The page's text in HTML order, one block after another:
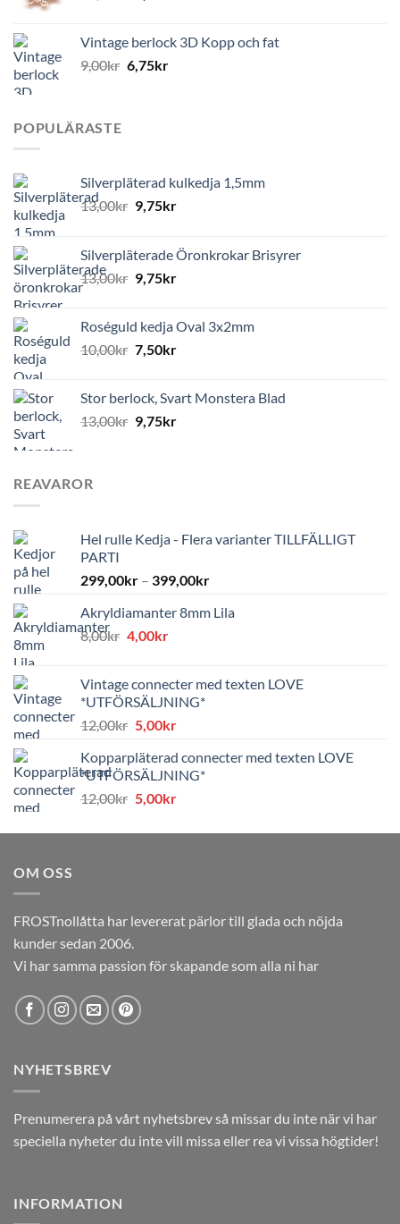
Vintage berlock 3D Kopp och fat
9,00kr 6,75kr
POPULÄRASTE
Silverpläterad kulkedja 1,5mm
13,00kr 9,75kr
Silverpläterade Öronkrokar Brisyrer
13,00kr 9,75kr
Roséguld kedja Oval 3x2mm
10,00kr 7,50kr
Stor berlock, Svart Monstera Blad
13,00kr 9,75kr
REAVAROR
Hel rulle Kedja - Flera varianter TILLFÄLLIGT
PARTI
299,00kr – 399,00kr
Akryldiamanter 8mm Lila
8,00kr Det
var:
8,00kr.
4,00krDet
är:
4,00kr.
Vintage connecter med texten LOVE
*UTFÖRSÄLJNING*
12,00kr Det
priset
var:
12,00kr.
5,00krDet
priset
är:
5,00kr.
Kopparpläterad connecter med texten LOVE
*UTFÖRSÄLJNING*
12,00kr Det
priset
5,00krDet
priset
OM OSS
FROSTnollåtta har levererat pärlor till glada och nöjda
kunder sedan 2006.
Vi har samma passion för skapande som alla ni har
NYHETSBREV
Prenumerera på vårt nyhetsbrev så missar du inte när vi har
speciella nyheter du inte vill missa eller rea vi vissa högtider!
INFORMATION